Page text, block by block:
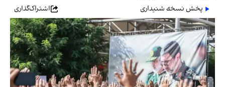
پخش نسخه شنیداری اشتراک‌گذاری